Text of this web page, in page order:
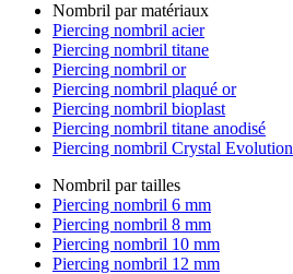
Nombril par matériaux
Piercing nombril acier
Piercing nombril titane
Piercing nombril or
Piercing nombril plaqué or
Piercing nombril bioplast
Piercing nombril titane anodisé
Piercing nombril Crystal Evolution
Nombril par tailles
Piercing nombril 6 mm
Piercing nombril 8 mm
Piercing nombril 10 mm
Piercing nombril 12 mm